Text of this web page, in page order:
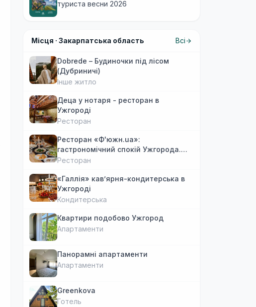
туриста весни 2026
Місця · Закарпатська область Всі
Dobrede – Будиночки під лісом
(Дубриничі)
Інше житло
Деца у нотаря - ресторан в
Ужгороді
Ресторан
Ресторан «Ф'южн.ua»:
гастрономічний спокій Ужгорода.
Авторська локальна кухня, затишок
Ресторан
«Галлія» кав’ярня-кондитерська в
Ужгороді
Кондитерська
Квартири подобово Ужгород
Апартаменти
Панорамні апартаменти
Апартаменти
Greenkova
Готель